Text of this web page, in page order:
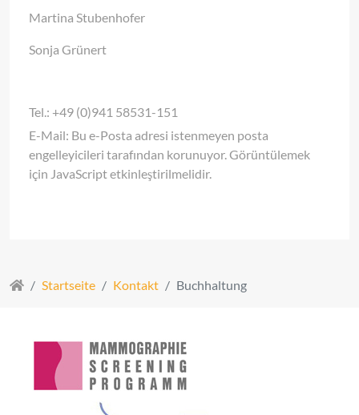
Martina Stubenhofer
Sonja Grünert
Tel.: +49 (0)941 58531-151
E-Mail: Bu e-Posta adresi istenmeyen posta
engelleyicileri tarafından korunuyor. Görüntülemek
için JavaScript etkinleştirilmelidir.
Startseite Kontakt Buchhaltung